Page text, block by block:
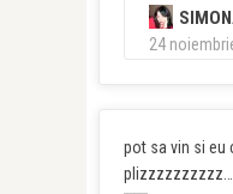
24
pot sa vin si eu